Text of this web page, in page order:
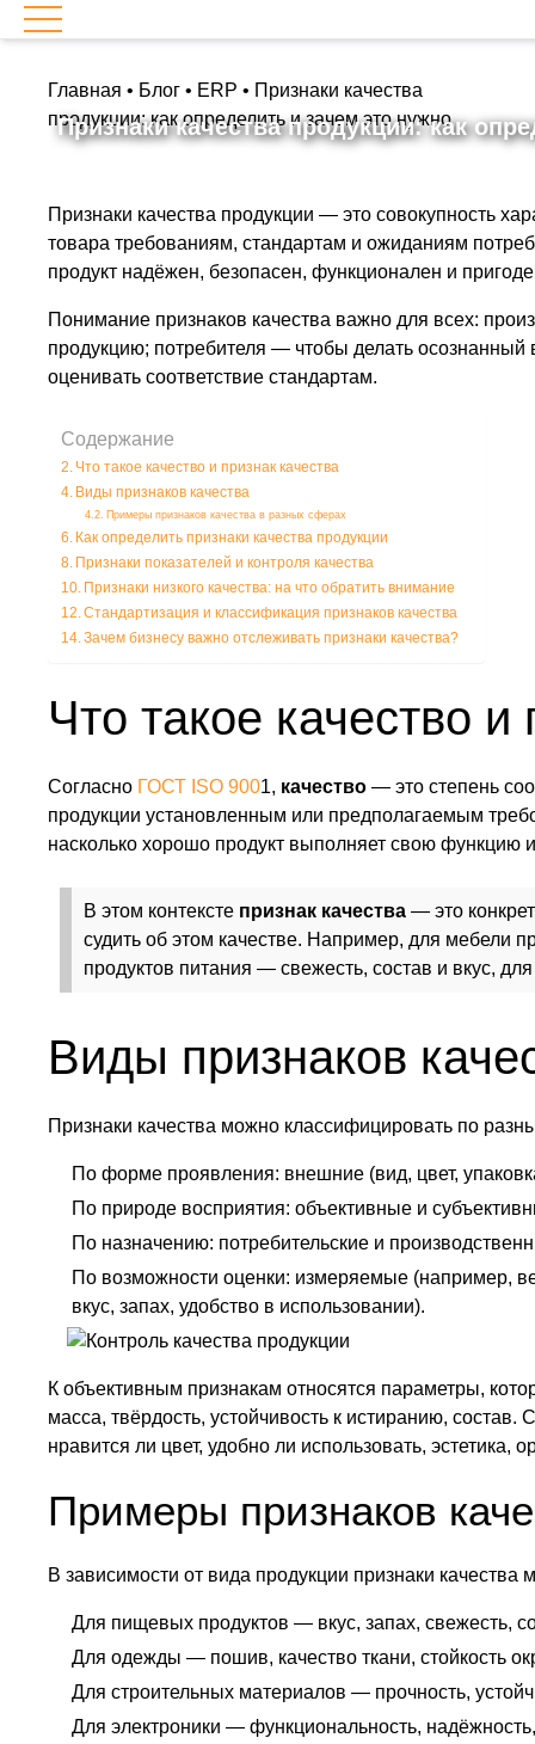
Главная • Блог • ERP • Признаки качества
продукции: как определить и зачем это нужно
Признаки качества продукции: как
Признаки качества продукции — это совокупность
товара требованиям, стандартам и ожиданиям
продукт надёжен, безопасен, функционален и
Понимание признаков качества важно для всех:
продукцию; потребителя — чтобы делать
оценивать соответствие стандартам.
Содержание
Что такое качество и признак качества
Виды признаков качества
Примеры признаков качества в разных сферах
Как определить признаки качества продукции
Признаки показателей и контроля качества
Признаки низкого качества: на что обратить внимание
Стандартизация и классификация признаков качества
Зачем бизнесу важно отслеживать признаки качества?
Что такое качество и
Согласно ГОСТ ISO 9001, качество — это степень
продукции установленным или предполагаемым
насколько хорошо продукт выполняет свою функцию
В этом контексте признак качества — это
судить об этом качестве. Например, для мебели
продуктов питания — свежесть, состав и вкус,
Виды признаков
Признаки качества можно классифицировать по
По форме проявления: внешние (вид, цвет,
По природе восприятия: объективные и
По назначению: потребительские и
По возможности оценки: измеряемые (например,
вкус, запах, удобство в использовании).
К объективным признакам относятся параметры,
масса, твёрдость, устойчивость к истиранию,
нравится ли цвет, удобно ли использовать, эстетика,
Примеры признаков
В зависимости от вида продукции признаки качества
Для пищевых продуктов — вкус, запах, свежесть,
Для одежды — пошив, качество ткани, стойкость
Для строительных материалов — прочность,
Для электроники — функциональность,